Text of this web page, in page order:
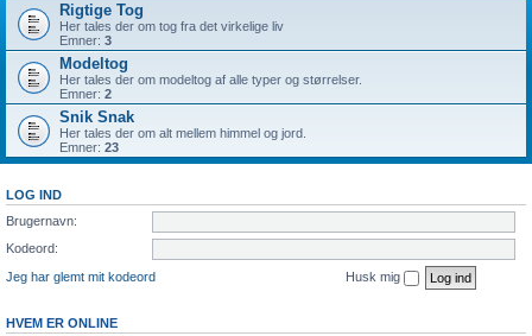
Rigtige Tog
Her tales der om tog fra det virkelige liv
Emner: 3
Modeltog
Her tales der om modeltog af alle typer og størrelser.
Emner: 2
Snik Snak
Her tales der om alt mellem himmel og jord.
Emner: 23
LOG IND
Brugernavn:
Kodeord:
Jeg har glemt mit kodeord
Husk mig
HVEM ER ONLINE